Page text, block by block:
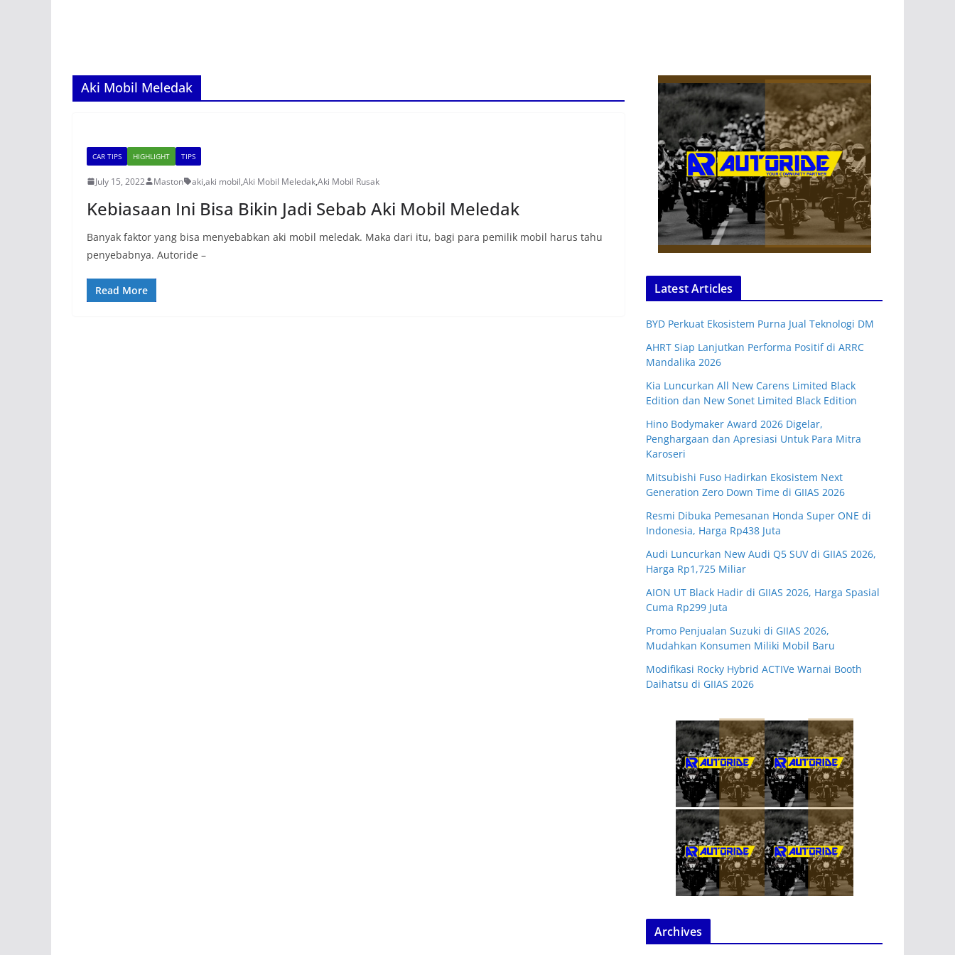
Aki Mobil Meledak
CAR TIPS HIGHLIGHT TIPS
July 15, 2022 Maston aki,aki mobil,Aki Mobil Meledak,Aki Mobil Rusak
Kebiasaan Ini Bisa Bikin Jadi Sebab Aki Mobil Meledak
Banyak faktor yang bisa menyebabkan aki mobil meledak. Maka dari itu, bagi para pemilik mobil harus tahu
penyebabnya. Autoride –
Read More Latest Articles
BYD Perkuat Ekosistem Purna Jual Teknologi DM
AHRT Siap Lanjutkan Performa Positif di ARRC
Mandalika 2026
Kia Luncurkan All New Carens Limited Black
Edition dan New Sonet Limited Black Edition
Hino Bodymaker Award 2026 Digelar,
Penghargaan dan Apresiasi Untuk Para Mitra
Karoseri
Mitsubishi Fuso Hadirkan Ekosistem Next
Generation Zero Down Time di GIIAS 2026
Resmi Dibuka Pemesanan Honda Super ONE di
Indonesia, Harga Rp438 Juta
Audi Luncurkan New Audi Q5 SUV di GIIAS 2026,
Harga Rp1,725 Miliar
AION UT Black Hadir di GIIAS 2026, Harga Spasial
Cuma Rp299 Juta
Promo Penjualan Suzuki di GIIAS 2026,
Mudahkan Konsumen Miliki Mobil Baru
Modifikasi Rocky Hybrid ACTIVe Warnai Booth
Daihatsu di GIIAS 2026
Archives